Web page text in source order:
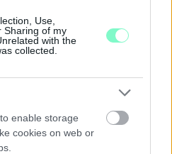
Use,
Sharing of my
with the
collected.
enable storage
cookies on web or